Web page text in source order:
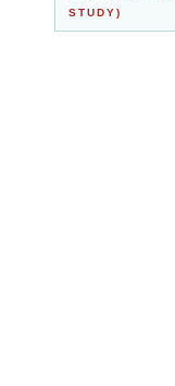
STUDY)